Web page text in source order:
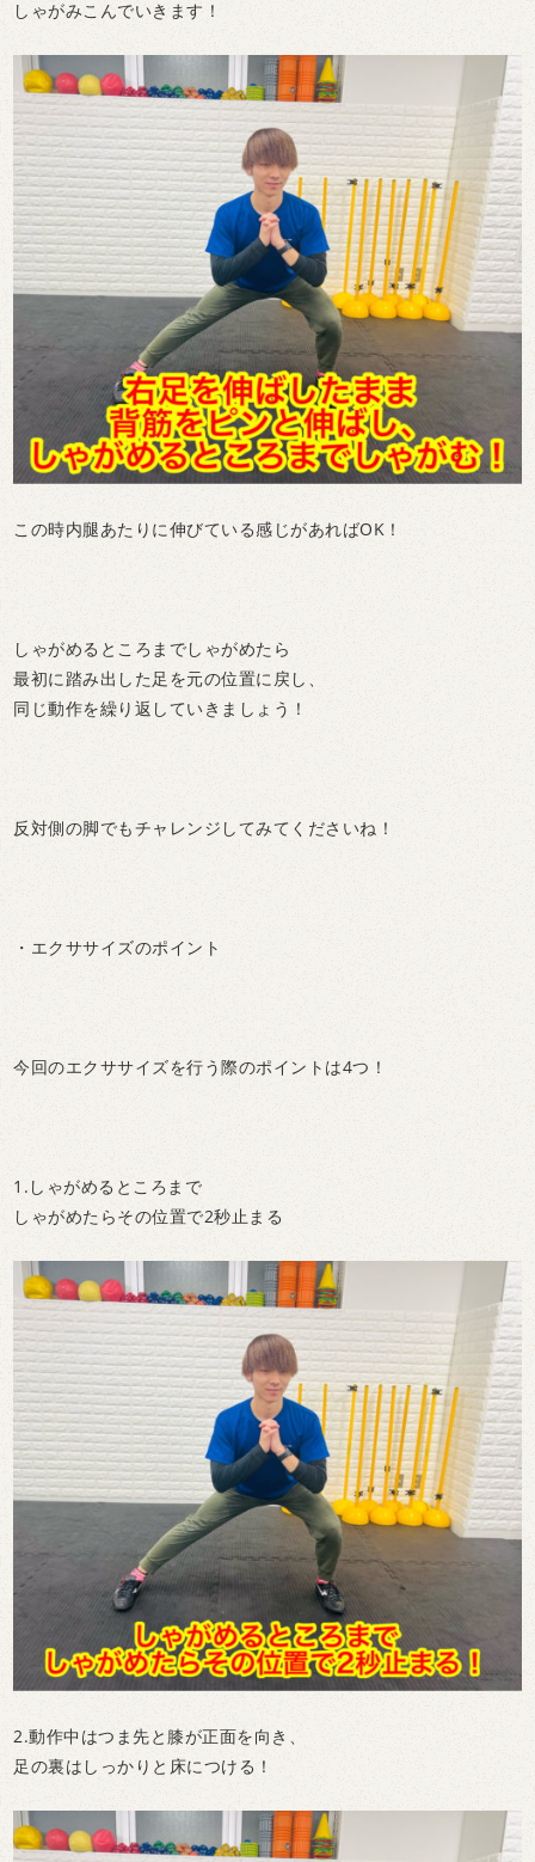
しゃがみこんでいきます！
この時内腿あたりに伸びている感じがあればOK！
しゃがめるところまでしゃがめたら
最初に踏み出した足を元の位置に戻し、
同じ動作を繰り返していきましょう！
反対側の脚でもチャレンジしてみてくださいね！
・エクササイズのポイント
今回のエクササイズを行う際のポイントは4つ！
1.しゃがめるところまで
しゃがめたらその位置で2秒止まる
2.動作中はつま先と膝が正面を向き、
足の裏はしっかりと床につける！